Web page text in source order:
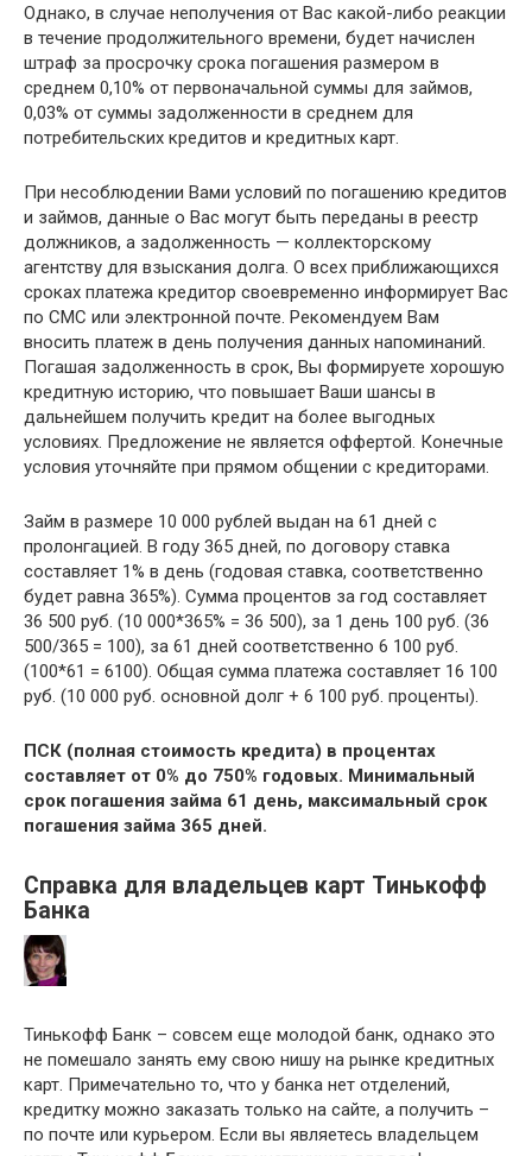
Однако, в случае неполучения от Вас какой-либо реакции
в течение продолжительного времени, будет начислен
штраф за просрочку срока погашения размером в
среднем 0,10% от первоначальной суммы для займов,
0,03% от суммы задолженности в среднем для
потребительских кредитов и кредитных карт.
При несоблюдении Вами условий по погашению кредитов
и займов, данные о Вас могут быть переданы в реестр
должников, а задолженность — коллекторскому
агентству для взыскания долга. О всех приближающихся
сроках платежа кредитор своевременно информирует Вас
по СМС или электронной почте. Рекомендуем Вам
вносить платеж в день получения данных напоминаний.
Погашая задолженность в срок, Вы формируете хорошую
кредитную историю, что повышает Ваши шансы в
дальнейшем получить кредит на более выгодных
условиях. Предложение не является оффертой. Конечные
условия уточняйте при прямом общении с кредиторами.
Займ в размере 10 000 рублей выдан на 61 дней с
пролонгацией. В году 365 дней, по договору ставка
составляет 1% в день (годовая ставка, соответственно
будет равна 365%). Сумма процентов за год составляет
36 500 руб. (10 000*365% = 36 500), за 1 день 100 руб. (36
500/365 = 100), за 61 дней соответственно 6 100 руб.
(100*61 = 6100). Общая сумма платежа составляет 16 100
руб. (10 000 руб. основной долг + 6 100 руб. проценты).
ПСК (полная стоимость кредита) в процентах
составляет от 0% до 750% годовых. Минимальный
срок погашения займа 61 день, максимальный срок
погашения займа 365 дней.
Справка для владельцев карт Тинькофф
Банка
Тинькофф Банк – совсем еще молодой банк, однако это
не помешало занять ему свою нишу на рынке кредитных
карт. Примечательно то, что у банка нет отделений,
кредитку можно заказать только на сайте, а получить –
по почте или курьером. Если вы являетесь владельцем